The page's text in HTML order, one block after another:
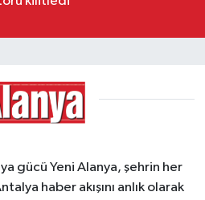
gücü Yeni Alanya, şehrin her
haber akışını anlık olarak